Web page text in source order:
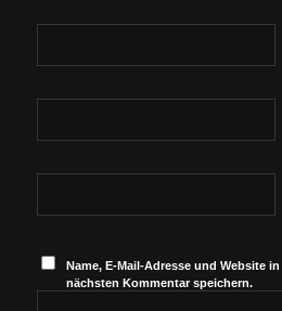
Name, E-Mail-Adresse und Website
nächsten Kommentar speichern.